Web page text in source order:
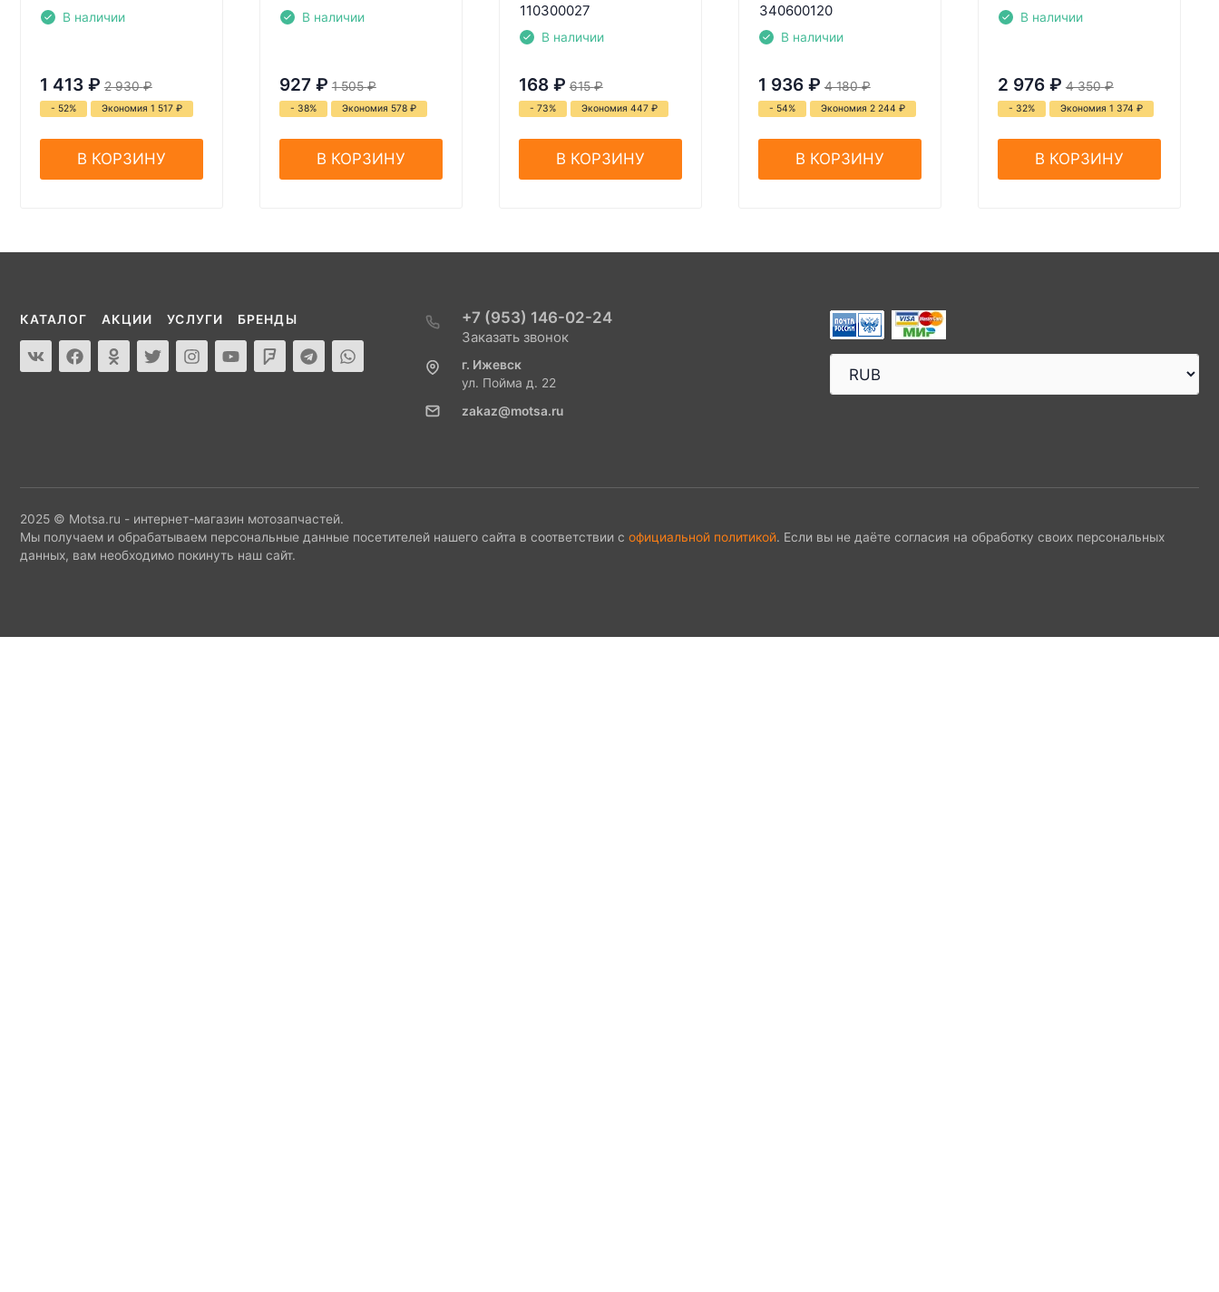
В наличии
1 413 ₽ 2 930 ₽
- 52% Экономия 1 517 ₽
В КОРЗИНУ
В наличии
927 ₽ 1 505 ₽
- 38% Экономия 578 ₽
В КОРЗИНУ
110300027
В наличии
168 ₽ 615 ₽
- 73% Экономия 447 ₽
В КОРЗИНУ
340600120
В наличии
1 936 ₽ 4 180 ₽
- 54% Экономия 2 244 ₽
В КОРЗИНУ
В наличии
2 976 ₽ 4 350 ₽
- 32% Экономия 1 374 ₽
В КОРЗИНУ
КАТАЛОГ АКЦИИ УСЛУГИ БРЕНДЫ +7 (953) 146-02-24
Заказать звонок
г. Ижевск
ул. Пойма д. 22
zakaz@motsa.ru
2025 © Motsa.ru - интернет-магазин мотозапчастей.
Мы получаем и обрабатываем персональные данные посетителей нашего сайта в соответствии с официальной политикой. Если вы не даёте согласия на обработку своих персональных
данных, вам необходимо покинуть наш сайт.